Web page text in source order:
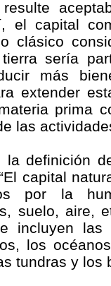
resulte
el capital
clásico
sería
más
extender
prima
las
la definición
capital
por la
suelo, aire,
incluyen
los
tundras y los